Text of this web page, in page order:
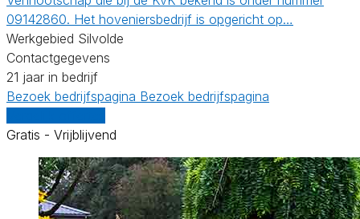
09142860. Het hoveniersbedrijf is opgericht op…
Werkgebied Silvolde
Contactgegevens
21 jaar in bedrijf
Bezoek bedrijfspagina Bezoek bedrijfspagina
Gratis - Vrijblijvend